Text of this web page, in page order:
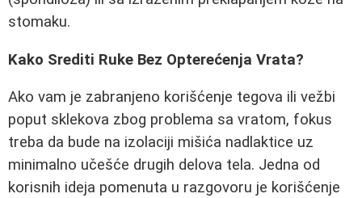
stomaku.
Kako Srediti Ruke Bez Opterećenja Vrata?
Ako vam je zabranjeno korišćenje tegova ili vežbi
poput sklekova zbog problema sa vratom, fokus
treba da bude na izolaciji mišića nadlaktice uz
minimalno učešće drugih delova tela. Jedna od
korisnih ideja pomenuta u razgovoru je korišćenje